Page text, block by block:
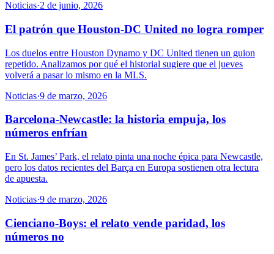
Noticias·2 de junio, 2026
El patrón que Houston-DC United no logra romper
Los duelos entre Houston Dynamo y DC United tienen un guion
repetido. Analizamos por qué el historial sugiere que el jueves
volverá a pasar lo mismo en la MLS.
Noticias·9 de marzo, 2026
Barcelona-Newcastle: la historia empuja, los
números enfrían
En St. James’ Park, el relato pinta una noche épica para Newcastle,
pero los datos recientes del Barça en Europa sostienen otra lectura
de apuesta.
Noticias·9 de marzo, 2026
Cienciano-Boys: el relato vende paridad, los
números no